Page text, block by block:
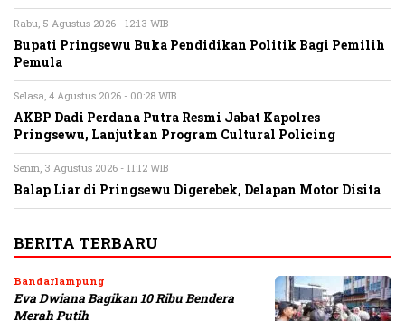
Rabu, 5 Agustus 2026 - 12:13 WIB
Bupati Pringsewu Buka Pendidikan Politik Bagi Pemilih
Pemula
Selasa, 4 Agustus 2026 - 00:28 WIB
AKBP Dadi Perdana Putra Resmi Jabat Kapolres
Pringsewu, Lanjutkan Program Cultural Policing
Senin, 3 Agustus 2026 - 11:12 WIB
Balap Liar di Pringsewu Digerebek, Delapan Motor Disita
BERITA TERBARU
Bandarlampung
Eva Dwiana Bagikan 10 Ribu Bendera
Merah Putih